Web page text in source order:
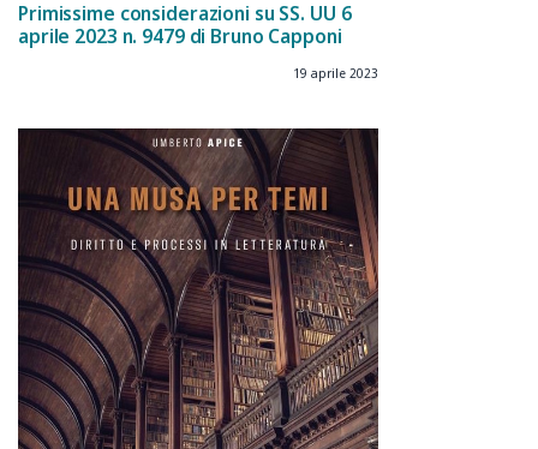
Primissime considerazioni su SS. UU 6
aprile 2023 n. 9479 di Bruno Capponi
19 aprile 2023